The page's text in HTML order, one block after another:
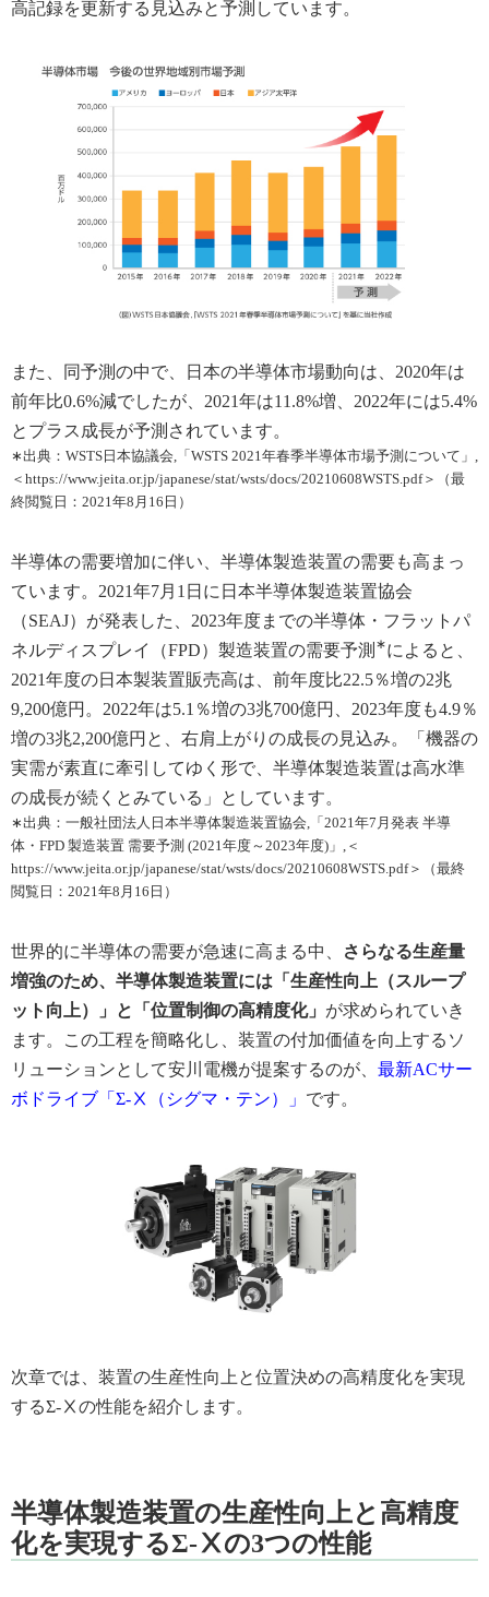
高記録を更新する見込みと予測しています。
また、同予測の中で、日本の半導体市場動向は、2020年は
前年比0.6%減でしたが、2021年は11.8%増、2022年には5.4%
とプラス成長が予測されています。
∗出典：WSTS日本協議会,「WSTS 2021年春季半導体市場予測について」,
＜https://www.jeita.or.jp/japanese/stat/wsts/docs/20210608WSTS.pdf＞（最
終閲覧日：2021年8月16日）
半導体の需要増加に伴い、半導体製造装置の需要も高まっ
ています。2021年7月1日に日本半導体製造装置協会
（SEAJ）が発表した、2023年度までの半導体・フラットパ
ネルディスプレイ（FPD）製造装置の需要予測 ∗によると、
2021年度の日本製装置販売高は、前年度比22.5％増の2兆
9,200億円。2022年は5.1％増の3兆700億円、2023年度も4.9％
増の3兆2,200億円と、右肩上がりの成長の見込み。「機器の
実需が素直に牽引してゆく形で、半導体製造装置は高水準
の成長が続くとみている」としています。
∗出典：一般社団法人日本半導体製造装置協会,「2021年7月発表 半導
体・FPD 製造装置 需要予測 (2021年度～2023年度)」,＜
https://www.jeita.or.jp/japanese/stat/wsts/docs/20210608WSTS.pdf＞（最終
閲覧日：2021年8月16日）
世界的に半導体の需要が急速に高まる中、
さらなる生産量
増強のため、半導体製造装置には「生産性向上（スループ
ット向上）」と「位置制御の高精度化」 が求められていき
ます。この工程を簡略化し、装置の付加価値を向上するソ
リューションとして安川電機が提案するのが、 最新ACサー
ボドライブ「Σ-Ⅹ（シグマ・テン）」 です。
次章では、装置の生産性向上と位置決めの高精度化を実現
するΣ-Ⅹの性能を紹介します。
半導体製造装置の生産性向上と高精度
化を実現するΣ-Ⅹの3つの性能